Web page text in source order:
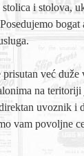
stolica i stolova,
bogat
već duže
na teritoriji
uvoznik i
vam povoljne